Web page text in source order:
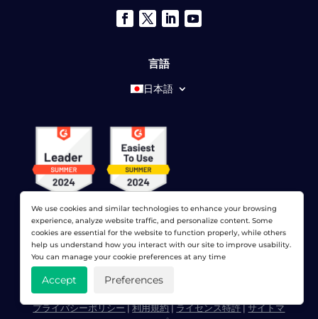
言語
日本語
© 2026 ドットコムモニター株式会社 すべての権利が予約さ
れています。 LoadViewは、ドットコムモニター株式会社
プライバシーポリシー|利用規約|ライセンス特許|サイトマ
We use cookies and similar technologies to enhance your browsing
experience, analyze website traffic, and personalize content. Some
cookies are essential for the website to function properly, while others
help us understand how you interact with our site to improve usability.
You can manage your cookie preferences at any time
Accept Preferences